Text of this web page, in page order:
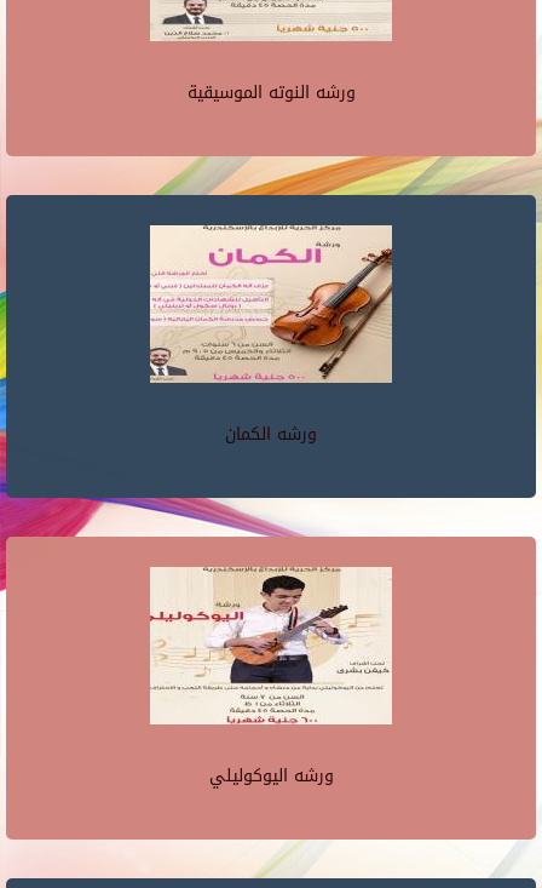
ورشه النوته الموسيقية
ورشه الكمان
ورشه اليوكوليلي